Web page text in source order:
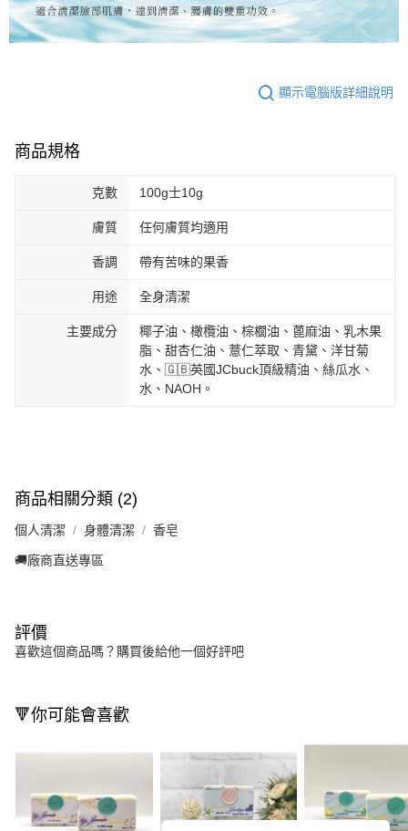
顯示電腦版詳細說明
商品規格
克數 100g士10g
膚質 任何膚質均適用
香調 帶有苦味的果香
用途 全身清潔
主要成分
椰子油、橄欖油、棕櫚油、蓖麻油、乳木果
脂、甜杏仁油、薏仁萃取、青黛、洋甘菊
水、🇬🇧英國JCbuck頂級精油、絲瓜水、
水、NAOH。
商品相關分類 (2)
個人清潔 身體清潔 香皂
🚚廠商直送專區
評價
喜歡這個商品嗎？購買後給他一個好評吧
🔻你可能會喜歡